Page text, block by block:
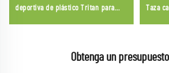
deportiva de plástico Tritan para
Taza
Obtenga un